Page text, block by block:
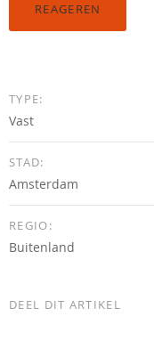
REAGEREN
TYPE:
Vast
STAD:
Amsterdam
REGIO:
Buitenland
DEEL DIT ARTIKEL